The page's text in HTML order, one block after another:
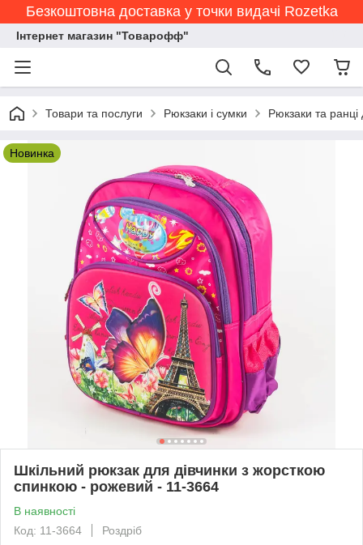
Безкоштовна доставка у точки видачі Rozetka
Інтернет магазин "Товарофф"
Товари та послуги Рюкзаки і сумки Рюкзаки та
Новинка
Шкільний рюкзак для дівчинки з жорсткою
спинкою - рожевий - 11-3664
В наявності
Код: 11-3664
Роздріб